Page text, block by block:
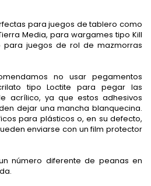
para juegos de tablero como
Media, para wargames tipo Kill
para juegos de rol de mazmorras
no usar pegamentos
tipo Loctite para pegar las
acrílico, ya que estos adhesivos
dejar una mancha blanquecina.
para plásticos o, en su defecto,
enviarse con un film protector
número diferente de peanas en